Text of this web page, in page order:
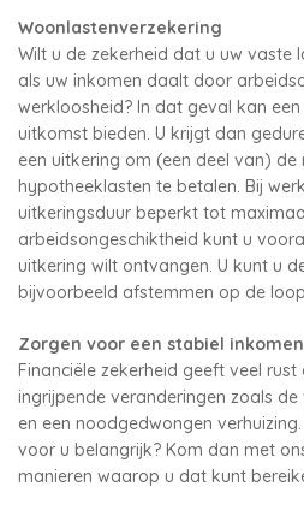
Woonlastenverzekering
Wilt u de zekerheid dat u uw vaste
als uw inkomen daalt door
werkloosheid? In dat geval kan
uitkomst bieden. U krijgt dan
een uitkering om (een deel van) de
hypotheeklasten te betalen. Bij
uitkeringsduur beperkt tot
arbeidsongeschiktheid kunt u
uitkering wilt ontvangen. U kunt u
bijvoorbeeld afstemmen op de
Zorgen voor een stabiel inkomen
Financiële zekerheid geeft veel
ingrijpende veranderingen zoals
en een noodgedwongen
voor u belangrijk? Kom dan met
manieren waarop u dat kunt